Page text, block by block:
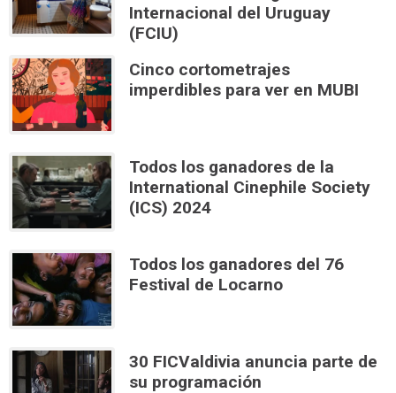
Internacional del Uruguay
(FCIU)
Cinco cortometrajes
imperdibles para ver en MUBI
Todos los ganadores de la
International Cinephile Society
(ICS) 2024
Todos los ganadores del 76
Festival de Locarno
30 FICValdivia anuncia parte de
su programación